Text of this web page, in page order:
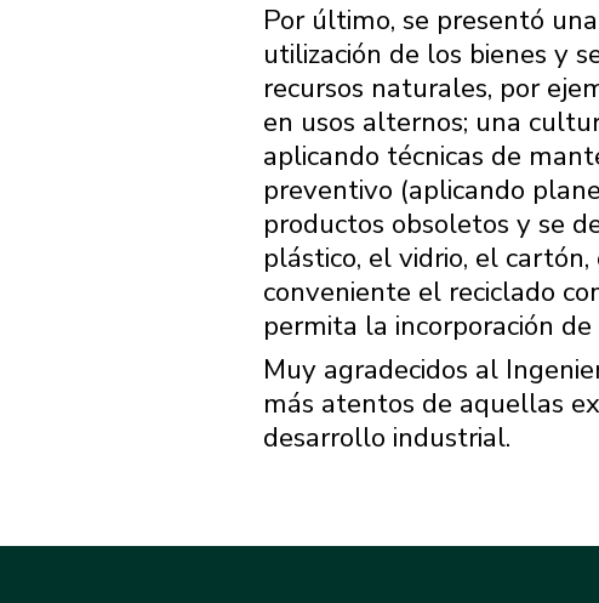
Por último, se presentó
utilización de los bienes y
recursos naturales, por
en usos alternos; una
aplicando técnicas de
preventivo (aplicando
productos obsoletos y se
plástico, el vidrio, el
conveniente el reciclado
permita la incorporación
Muy agradecidos al
más atentos de aquellas
desarrollo industrial.